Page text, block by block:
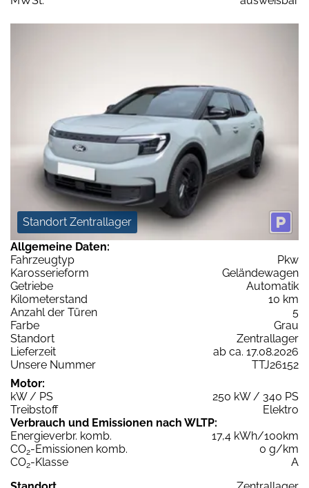
Standort Zentrallager
Allgemeine Daten:
Fahrzeugtyp
Pkw
Karosserieform
Geländewagen
Getriebe
Automatik
Kilometerstand
10 km
Anzahl der Türen
5
Farbe
Grau
Standort
Zentrallager
Lieferzeit
ab ca. 17.08.2026
Unsere Nummer
TTJ26152
Motor:
kW / PS
250 kW / 340 PS
Treibstoff
Elektro
Verbrauch und Emissionen nach WLTP:
Energieverbr. komb.
17,4 kWh/100km
CO2-Emissionen komb.
0 g/km
CO2-Klasse
A